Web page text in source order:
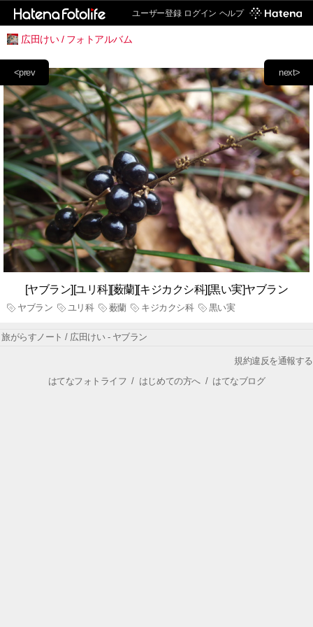
ユーザー登録 ログイン ヘルプ
広田けい / フォトアルバム
next>
<prev
[ヤブラン][ユリ科][薮蘭][キジカクシ科][黒い実]ヤブラン
ヤブラン ユリ科 薮蘭 キジカクシ科 黒い実
旅がらすノート / 広田けい - ヤブラン
規約違反を通報する
はてなフォトライフ / はじめての方へ/ はてなブログ